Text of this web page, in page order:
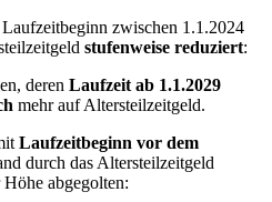
zwischen 1.1.2024
stufenweise reduziert:
deren Laufzeit ab 1.1.2029
mehr auf Altersteilzeitgeld.
Laufzeitbeginn vor dem
durch das Altersteilzeitgeld
abgegolten: